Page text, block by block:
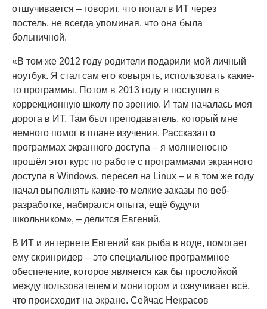
отшучивается – говорит, что попал в ИТ через
постель, не всегда упоминая, что она была
больничной.
«В том же 2012 году родители подарили мой личный
ноутбук. Я стал сам его ковырять, использовать какие-
то программы. Потом в 2013 году я поступил в
коррекционную школу по зрению. И там началась моя
дорога в ИТ. Там был преподаватель, который мне
немного помог в плане изучения. Рассказал о
программах экранного доступа – я молниеносно
прошёл этот курс по работе с программами экранного
доступа в Windows, пересел на Linux – и в том же году
начал выполнять какие-то мелкие заказы по веб-
разработке, набирался опыта, ещё будучи
школьником», – делится Евгений.
В ИТ и интернете Евгений как рыба в воде, помогает
ему скринридер – это специальное программное
обеспечение, которое является как бы прослойкой
между пользователем и монитором и озвучивает всё,
что происходит на экране. Сейчас Некрасов